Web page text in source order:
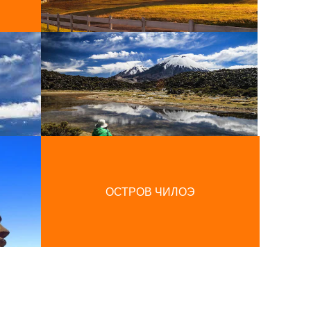
ОСТРОВ ЧИЛОЭ